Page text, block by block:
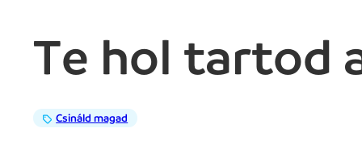
Te hol tartod
Csináld magad